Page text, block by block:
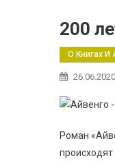
200
О Книгах И
26.06.2020
Роман